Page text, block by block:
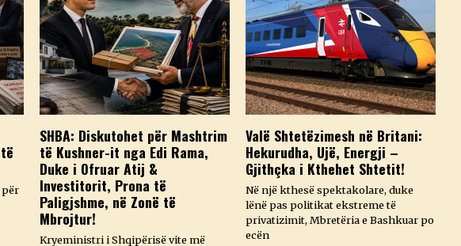
për
SHBA: Diskutohet për Mashtrim
të Kushner-it nga Edi Rama,
Duke i Ofruar Atij &
Investitorit, Prona të
Paligjshme, në Zonë të
Mbrojtur!
Kryeministri i Shqipërisë vite më
Valë Shtetëzimesh në Britani:
Hekurudha, Ujë, Energji –
Gjithçka i Kthehet Shtetit!
Në një kthesë spektakolare, duke
lënë pas politikat ekstreme të
privatizimit, Mbretëria e Bashkuar po
ecën